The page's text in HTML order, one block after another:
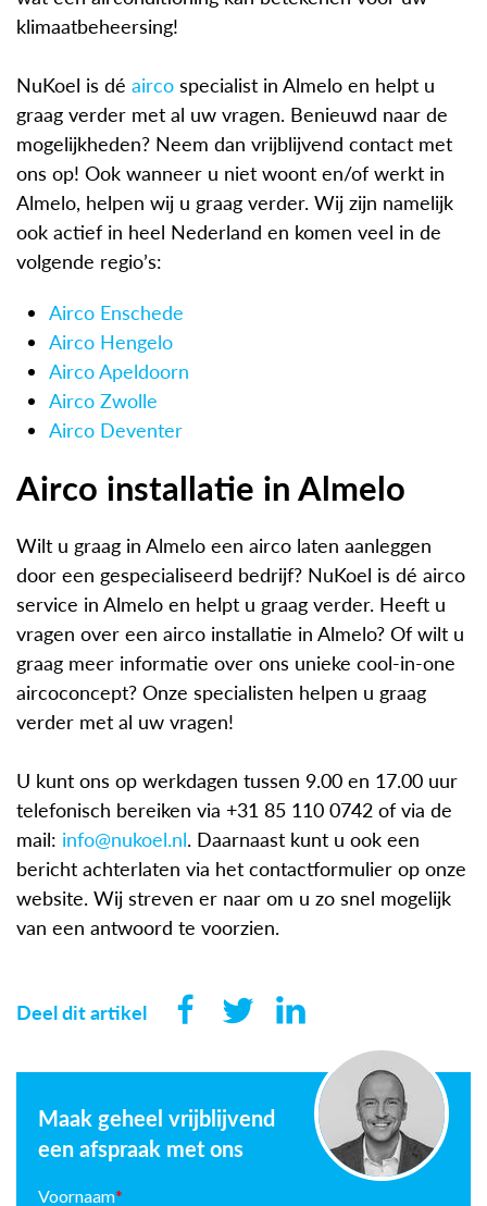
klimaatbeheersing!
NuKoel is dé airco specialist in Almelo en helpt u
graag verder met al uw vragen. Benieuwd naar de
mogelijkheden? Neem dan vrijblijvend contact met
ons op! Ook wanneer u niet woont en/of werkt in
Almelo, helpen wij u graag verder. Wij zijn namelijk
ook actief in heel Nederland en komen veel in de
volgende regio’s:
Airco Enschede
Airco Hengelo
Airco Apeldoorn
Airco Zwolle
Airco Deventer
Airco installatie in Almelo
Wilt u graag in Almelo een airco laten aanleggen
door een gespecialiseerd bedrijf? NuKoel is dé airco
service in Almelo en helpt u graag verder. Heeft u
vragen over een airco installatie in Almelo? Of wilt u
graag meer informatie over ons unieke cool-in-one
aircoconcept? Onze specialisten helpen u graag
verder met al uw vragen!
U kunt ons op werkdagen tussen 9.00 en 17.00 uur
telefonisch bereiken via +31 85 110 0742 of via de
mail: info@nukoel.nl. Daarnaast kunt u ook een
bericht achterlaten via het contactformulier op onze
website. Wij streven er naar om u zo snel mogelijk
van een antwoord te voorzien.
Deel dit artikel
Maak geheel vrijblijvend
een afspraak met ons